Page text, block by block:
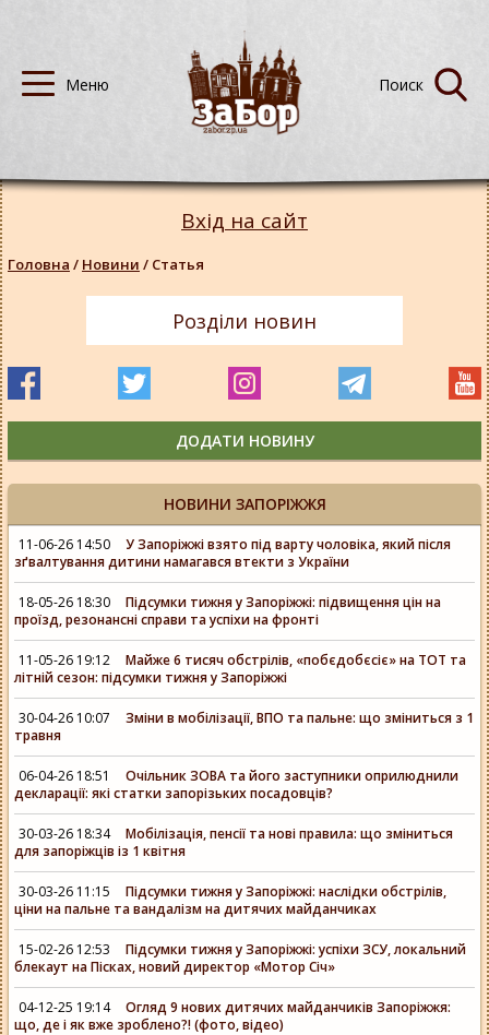
Вхід на сайт
Головна / Новини / Статья
Розділи новин
ДОДАТИ НОВИНУ
НОВИНИ ЗАПОРІЖЖЯ
11-06-26 14:50
У Запоріжжі взято під варту чоловіка, який після
зґвалтування дитини намагався втекти з України
18-05-26 18:30
Підсумки тижня у Запоріжжі: підвищення цін на
проїзд, резонансні справи та успіхи на фронті
11-05-26 19:12
Майже 6 тисяч обстрілів, «побєдобєсіє» на ТОТ та
літній сезон: підсумки тижня у Запоріжжі
30-04-26 10:07
Зміни в мобілізації, ВПО та пальне: що зміниться з 1
травня
06-04-26 18:51
Очільник ЗОВА та його заступники оприлюднили
декларації: які статки запорізьких посадовців?
30-03-26 18:34
Мобілізація, пенсії та нові правила: що зміниться
для запоріжців із 1 квітня
30-03-26 11:15
Підсумки тижня у Запоріжжі: наслідки обстрілів,
ціни на пальне та вандалізм на дитячих майданчиках
15-02-26 12:53
Підсумки тижня у Запоріжжі: успіхи ЗСУ, локальний
блекаут на Пісках, новий директор «Мотор Січ»
04-12-25 19:14
Огляд 9 нових дитячих майданчиків Запоріжжя:
що, де і як вже зроблено?! (фото, відео)